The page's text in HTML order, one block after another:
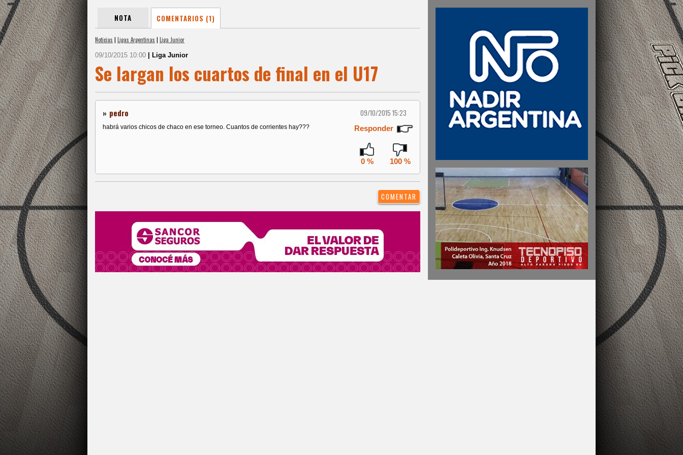
NOTA COMENTARIOS (1)
Noticias | Ligas Argentinas | Liga Junior
09/10/2015 10:00 | Liga Junior
Se largan los cuartos de final en el U17
» pedro 09/10/2015 15:23
habrá varios chicos de chaco en ese torneo. Cuantos de corrientes hay??? Responder
0 % 100 %